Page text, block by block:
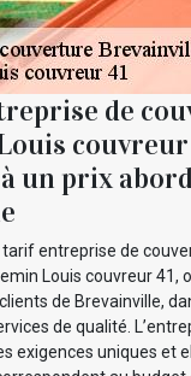
de
couvreur
un prix
tarif entreprise de
Louis couvreur 41,
de Brevainville,
de qualité.
exigences uniques et